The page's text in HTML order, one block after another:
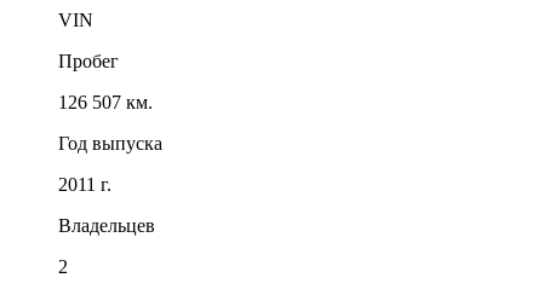
VIN
Пробег
126 507 км.
Год выпуска
2011 г.
Владельцев
2